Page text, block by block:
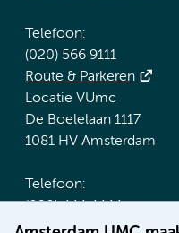
Telefoon:
(020) 566 9111
Route & Parkeren
Locatie VUmc
De Boelelaan 1117
1081 HV Amsterdam
Telefoon:
(020) 444 4444
Route & Parkeren